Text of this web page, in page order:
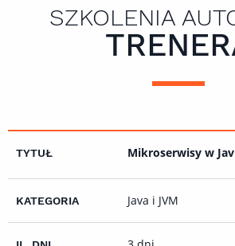
SZKOLENIA
Mikroserwisy w
Java i JVM